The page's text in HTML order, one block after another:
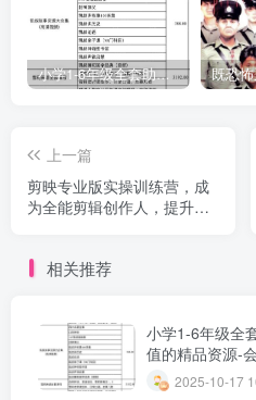
小学1-6年级全套助学资源包（9000GB）(超值的精品资源-会员也需单独购买哦)
上一篇
剪映专业版实操训练营，成
为全能剪辑创作人，​提升剪
相关推荐
小学1-6年级全
值的精品资源-
2025-10-17